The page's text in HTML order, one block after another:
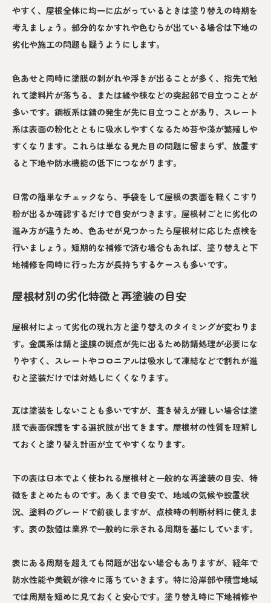
やすく、屋根全体に均一に広がっているときは塗り替えの時期を
考えましょう。部分的なかすれや色むらが出ている場合は下地の
劣化や施工の問題も疑うようにします。
色あせと同時に塗膜の剥がれや浮きが出ることが多く、指先で触
れて塗料片が落ちる、または縁や棟などの突起部で目立つことが
多いです。鋼板系は錆の発生が先に目立つことがあり、スレート
系は表面の粉化とともに吸水しやすくなるため苔や藻が繁殖しや
すくなります。これらは単なる見た目の問題に留まらず、放置す
ると下地や防水機能の低下につながります。
日常の簡単なチェックなら、手袋をして屋根の表面を軽くこすり
粉が出るか確認するだけで目安がつきます。屋根材ごとに劣化の
進み方が違うため、色あせが見つかったら屋根材に応じた点検を
行いましょう。短期的な補修で済む場合もあれば、塗り替えと下
地補修を同時に行った方が長持ちするケースも多いです。
屋根材別の劣化特徴と再塗装の目安
屋根材によって劣化の現れ方と塗り替えのタイミングが変わりま
す。金属系は錆と塗膜の斑点が先に出るため防錆処理が必要にな
りやすく、スレートやコロニアルは吸水して凍結などで割れが進
むと塗装だけでは対処しにくくなります。
瓦は塗装をしないことも多いですが、葺き替えが難しい場合は塗
膜で表面保護をする選択肢が出てきます。屋根材の性質を理解し
ておくと塗り替え計画が立てやすくなります。
下の表は日本でよく使われる屋根材と一般的な再塗装の目安、特
徴をまとめたものです。あくまで目安で、地域の気候や設置状
況、塗料のグレードで前後しますが、点検時の判断材料に使えま
す。表の数値は業界で一般的に示される周期を基にしています。
表にある周期を超えても問題が出ない場合もありますが、経年で
防水性能や美観が徐々に落ちていきます。特に沿岸部や積雪地域
では周期を短めに見ておくと安心です。塗り替え時に下地補修や